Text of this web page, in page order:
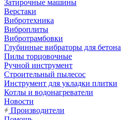
Затирочные машины
Верстаки
Вибротехника
Виброплиты
Вибротрамбовки
Глубинные вибраторы для бетона
Пилы торцовочные
Ручной инструмент
Строительный пылесос
Инструмент для укладки плитки
Котлы и водонагреватели
Новости
Производители